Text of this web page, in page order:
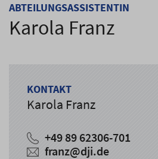
ABTEILUNGSASSISTENTIN
Karola Franz
KONTAKT
Karola Franz
+49 89 62306-701
franz@dji.de